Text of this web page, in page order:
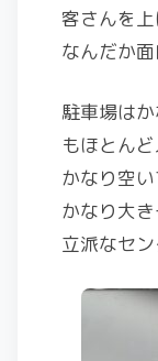
客さんを上
なんだか面
駐車場は
もほとんど
かなり空
かなり大き
立派なセン